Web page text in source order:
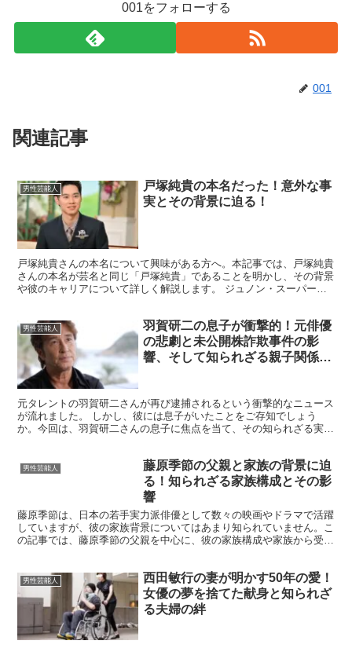
001をフォローする
001
関連記事
男性芸能人
戸塚純貴の本名だった！意外な事
実とその背景に迫る！
戸塚純貴さんの本名について興味がある方へ。本記事では、戸塚純貴
さんの本名が芸名と同じ「戸塚純貴」であることを明かし、その背景
や彼のキャリアについて詳しく解説します。 ジュノン・スーパーボ
男性芸能人
羽賀研二の息子が衝撃的！元俳優
の悲劇と未公開株詐欺事件の影
響、そして知られざる親子関係の
元タレントの羽賀研二さんが再び逮捕されるという衝撃的なニュース
が流れました。 しかし、彼には息子がいたことをご存知でしょう
か。今回は、羽賀研二さんの息子に焦点を当て、その知られざる実態
男性芸能人
藤原季節の父親と家族の背景に迫
る！知られざる家族構成とその影
響
藤原季節は、日本の若手実力派俳優として数々の映画やドラマで活躍
していますが、彼の家族背景についてはあまり知られていません。こ
の記事では、藤原季節の父親を中心に、彼の家族構成や家族から受け
男性芸能人
西田敏行の妻が明かす50年の愛！
女優の夢を捨てた献身と知られざ
る夫婦の絆